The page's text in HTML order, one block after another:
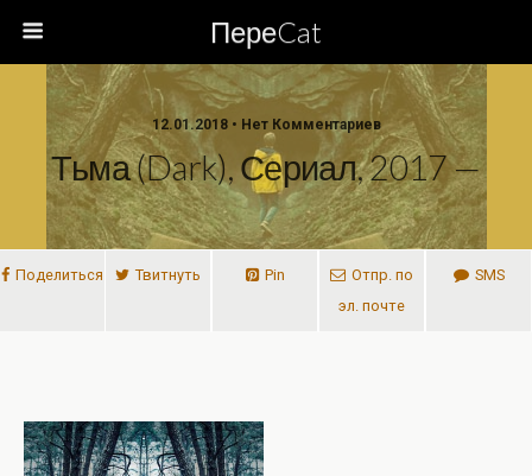
ПереCat
12.01.2018 • Нет Комментариев
Тьма (Dark), Сериал, 2017 —
Поделиться Твитнуть Pin
Отпр. по
эл. почте
SMS